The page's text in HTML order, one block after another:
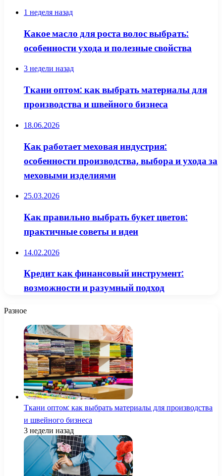
1 неделя назад
Какое масло для роста волос выбрать:
особенности ухода и полезные свойства
3 недели назад
Ткани оптом: как выбрать материалы для
производства и швейного бизнеса
18.06.2026
Как работает меховая индустрия:
особенности производства, выбора и ухода за
меховыми изделиями
25.03.2026
Как правильно выбрать букет цветов:
практичные советы и идеи
14.02.2026
Кредит как финансовый инструмент:
возможности и разумный подход
Разное
Ткани оптом: как выбрать материалы для производства
и швейного бизнеса
3 недели назад